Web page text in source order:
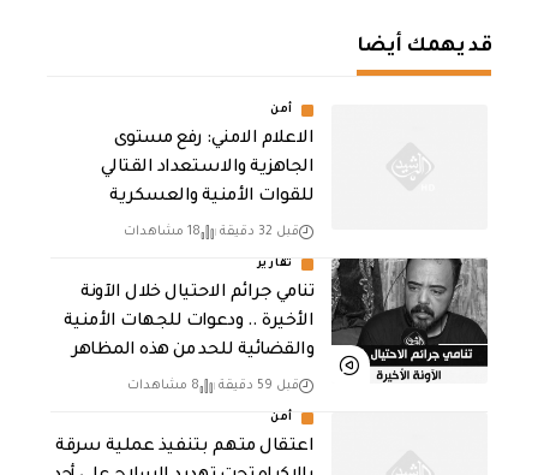
قد يهمك أيضا
أمن
الاعلام الامني: رفع مستوى
الجاهزية والاستعداد القتالي
للقوات الأمنية والعسكرية
قبل 32 دقيقة 18 مشاهدات
تقارير
تنامي جرائم الاحتيال خلال الآونة
الأخيرة .. ودعوات للجهات الأمنية
والقضائية للحد من هذه المظاهر
قبل 59 دقيقة 8 مشاهدات
أمن
اعتقال متهم بتنفيذ عملية سرقة